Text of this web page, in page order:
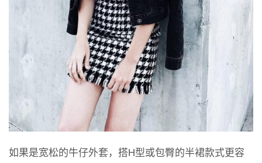
如果是宽松的牛仔外套，搭H型或包臀的半裙款式更容